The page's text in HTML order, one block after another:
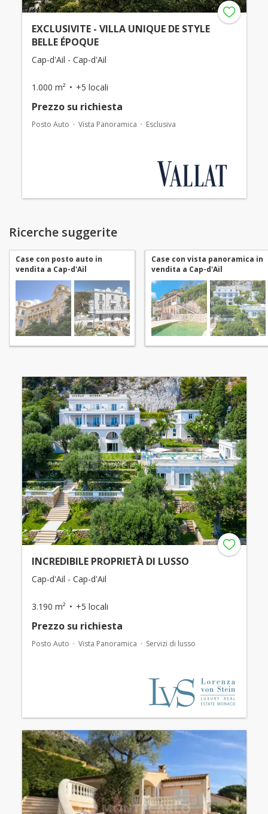
EXCLUSIVITE - VILLA UNIQUE DE STYLE
BELLE ÉPOQUE
Cap-d'Ail - Cap-d'Ail
1.000 m² +5 locali
Prezzo su richiesta
Posto Auto Vista Panoramica Esclusiva
Ricerche suggerite
Case con posto auto in
vendita a Cap-d'Ail
Case con vista panoramica in
vendita a Cap-d'Ail
INCREDIBILE PROPRIETÀ DI LUSSO
Cap-d'Ail - Cap-d'Ail
3.190 m² +5 locali
Prezzo su richiesta
Posto Auto Vista Panoramica Servizi di lusso